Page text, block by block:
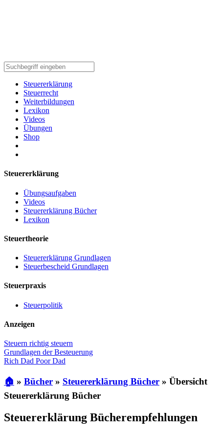
Steuererklärung
Steuerrecht
Weiterbildungen
Lexikon
Videos
Übungen
Shop
Steuererklärung
Übungsaufgaben
Videos
Steuererklärung Bücher
Lexikon
Steuertheorie
Steuererklärung Grundlagen
Steuerbescheid Grundlagen
Steuerpraxis
Steuerpolitik
Anzeigen
Steuern richtig steuern
Grundlagen der Besteuerung
Rich Dad Poor Dad
🏠 » Bücher » Steuererklärung Bücher » Übersicht
Steuererklärung Bücher
Steuererklärung Bücherempfehlungen